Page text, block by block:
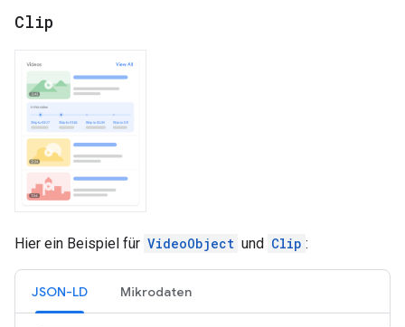
Clip
Hier ein Beispiel für VideoObject und Clip :
JSON-LD Mikrodaten